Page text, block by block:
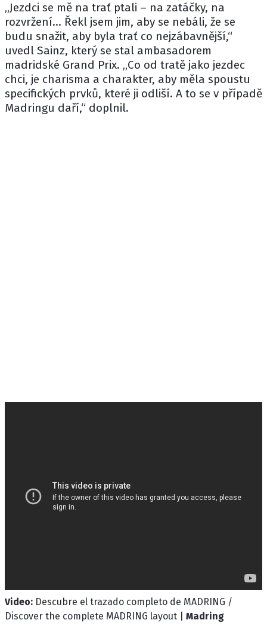
„Jezdci se mě na trať ptali – na zatáčky, na
rozvržení... Řekl jsem jim, aby se nebáli, že se
budu snažit, aby byla trať co nejzábavnější,“
uvedl Sainz, který se stal ambasadorem
madridské Grand Prix. „Co od tratě jako jezdec
chci, je charisma a charakter, aby měla spoustu
specifických prvků, které ji odliší. A to se v případě
Madringu daří,“ doplnil.
Video: Descubre el trazado completo de MADRING /
Discover the complete MADRING layout | Madring